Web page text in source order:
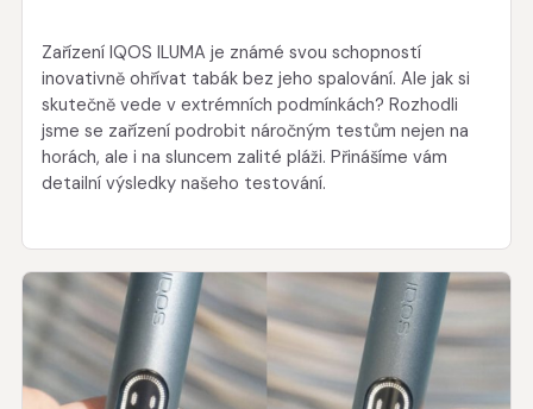
Zařízení IQOS ILUMA je známé svou schopností
inovativně ohřívat tabák bez jeho spalování. Ale jak si
skutečně vede v extrémních podmínkách? Rozhodli
jsme se zařízení podrobit náročným testům nejen na
horách, ale i na sluncem zalité pláži. Přinášíme vám
detailní výsledky našeho testování.